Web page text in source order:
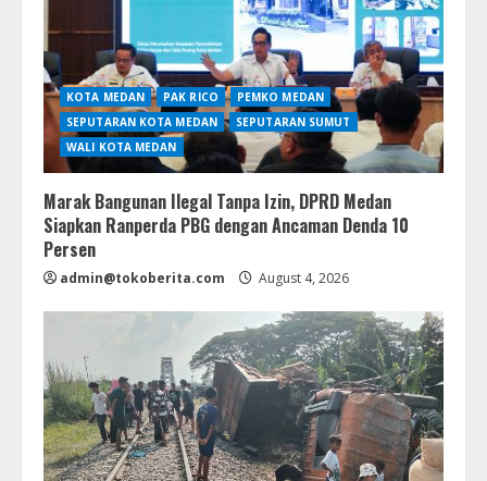
KOTA MEDAN PAK RICO
PEMKO MEDAN
SEPUTARAN KOTA MEDAN
SEPUTARAN SUMUT
WALI KOTA MEDAN
Marak Bangunan Ilegal Tanpa Izin, DPRD Medan
Siapkan Ranperda PBG dengan Ancaman Denda 10
Persen
admin@tokoberita.com August 4, 2026